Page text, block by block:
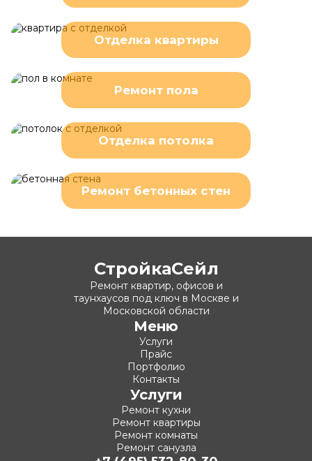
Отделка квартиры
Ремонт пола
Отделка потолка
Ремонт бетонных стен
СтройкаСейл
Ремонт квартир, офисов и
таунхаусов под ключ в Москве и
Московской области
Меню
Услуги
Прайс
Портфолио
Контакты
Услуги
Ремонт кухни
Ремонт квартиры
Ремонт комнаты
Ремонт санузла